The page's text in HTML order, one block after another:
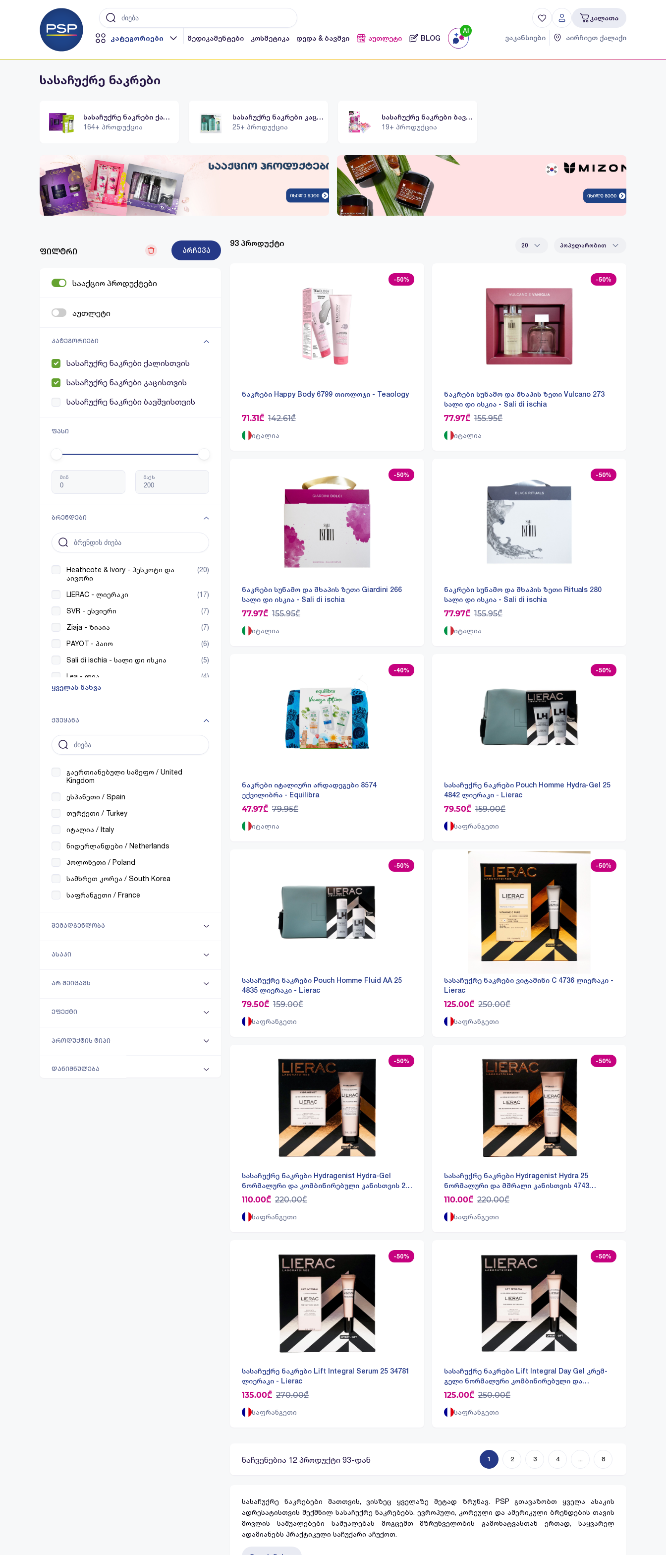
კალათა
კატეგორიები მედიკამენტები კოსმეტიკა დედა & ბავშვი აუთლეტი BLOG
AI
ვაკანსიები აირჩიეთ ქალაქი
სასაჩუქრე ნაკრები
სასაჩუქრე ნაკრები ქალისთვის
164+ პროდუქცია
სასაჩუქრე ნაკრები კაცისთვის
25+ პროდუქცია
სასაჩუქრე ნაკრები ბავშვისთვის
19+ პროდუქცია
ფილტრი არჩევა
სააქციო პროდუქტები
აუთლეტი
კატეგორიები
სასაჩუქრე ნაკრები ქალისთვის
სასაჩუქრე ნაკრები კაცისთვის
სასაჩუქრე ნაკრები ბავშვისთვის
ფასი
მინ მაქს
ბრენდები
Heathcote & Ivory - ჰესკოტი და
აივორი
(20)
LIERAC - ლიერაკი
(17)
SVR - ესვიერი
(7)
Ziaja - ზიაია
(7)
PAYOT - პაიო
(6)
Sali di ischia - სალი დი ისკია
(5)
Lea - ლეა
(4)
ყველას ნახვა
ქვეყანა
გაერთიანებული სამეფო / United
Kingdom
ესპანეთი / Spain
თურქეთი / Turkey
იტალია / Italy
ნიდერლანდები / Netherlands
პოლონეთი / Poland
სამხრეთ კორეა / South Korea
საფრანგეთი / France
შემადგენლობა
ასაკი
არ შეიცავს
ეფექტი
პროდუქტის ტიპი
დანიშნულება
93 პროდუქტი 20 პოპულარობით
ნაკრები Happy Body 6799 თიოლოჯი - Teaology
71.31₾ 142.61₾
იტალია
-50%
ნაკრები სუნამო და შხაპის ზეთი Vulcano 273
სალი დი ისკია - Sali di ischia
77.97₾ 155.95₾
იტალია
-50%
ნაკრები სუნამო და შხაპის ზეთი Giardini 266
სალი დი ისკია - Sali di ischia
77.97₾ 155.95₾
იტალია
-50%
ნაკრები სუნამო და შხაპის ზეთი Rituals 280
სალი დი ისკია - Sali di ischia
77.97₾ 155.95₾
იტალია
-50%
ნაკრები იტალიური არდადეგები 8574
ექვილიბრა - Equilibra
47.97₾ 79.95₾
იტალია
-40%
სასაჩუქრე ნაკრები Pouch Homme Hydra-Gel 25
4842 ლიერაკი - Lierac
79.50₾ 159.00₾
საფრანგეთი
-50%
სასაჩუქრე ნაკრები Pouch Homme Fluid AA 25
4835 ლიერაკი - Lierac
79.50₾ 159.00₾
საფრანგეთი
-50%
სასაჩუქრე ნაკრები ვიტამინი C 4736 ლიერაკი -
Lierac
125.00₾ 250.00₾
საფრანგეთი
-50%
სასაჩუქრე ნაკრები Hydragenist Hydra-Gel
ნორმალური და კომბინირებული კანისთვის 25
4750 ლიერაკი - Lierac
110.00₾ 220.00₾
საფრანგეთი
-50%
სასაჩუქრე ნაკრები Hydragenist Hydra 25
ნორმალური და მშრალი კანისთვის 4743
ლიერაკი - Lierac
110.00₾ 220.00₾
საფრანგეთი
-50%
სასაჩუქრე ნაკრები Lift Integral Serum 25 34781
ლიერაკი - Lierac
135.00₾ 270.00₾
საფრანგეთი
-50%
სასაჩუქრე ნაკრები Lift Integral Day Gel კრემ-
გელი ნორმალური კომბინირებული და
ცხიმიანი კანისთვის 4774 ლიერაკი - Lierac
125.00₾ 250.00₾
საფრანგეთი
-50%
ნაჩვენებია 12 პროდუქტი 93-დან 1 2 3 4 8
სასაჩუქრე ნაკრებები მათთვის, ვისზეც ყველაზე მეტად ზრუნავ. PSP გთავაზობთ ყველა ასაკის
ადრესატისთვის შექმნილ სასაჩუქრე ნაკრებებს. ევროპული, კორეული და ამერიკული ბრენდების თავის
მოვლის საშუალებები საშუალებას მოგცემთ მზრუნველობის გამოხატვასთან ერთად, საყვარელ
ადამიანებს პრაქტიკული საჩუქარი აჩუქოთ.